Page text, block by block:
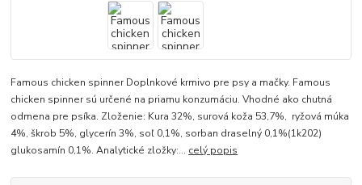
Famous chicken spinner Doplnkové krmivo pre psy a mačky. Famous
chicken spinner sú určené na priamu konzumáciu. Vhodné ako chutná
odmena pre psíka. Zloženie: Kura 32%, surová koža 53,7%, ryžová múka
4%, škrob 5%, glycerín 3%, soľ 0,1%, sorban draselný 0,1%(1k202)
glukosamín 0,1%. Analytické zložky:... celý popis